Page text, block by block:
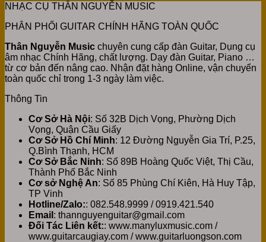
NHẠC CỤ THÂN NGUYỄN MUSIC
PHÂN PHỐI GUITAR CHÍNH HÃNG TOÀN QUỐC
Thân Nguyễn Music chuyên cung cấp đàn Guitar, Dụng cụ
âm nhạc Chính Hãng, chất lượng. Dạy đàn Guitar, Piano …
từ cơ bản đến nâng cao. Nhận đặt hàng Online, vận chuyển
toàn quốc chỉ trong 1-3 ngày làm việc.
Thông Tin
Cơ Sở Hà Nội: Số 32B Dịch Vọng, Phường Dịch
Vọng, Quận Cầu Giấy
Cơ Sở Hồ Chí Minh: 12 Đường Nguyễn Gia Trí, P.25,
Q.Bình Thạnh, HCM
Cơ Sở Bắc Ninh: Số 89B Hoàng Quốc Việt, Thị Cầu,
Thành Phố Bắc Ninh
Cơ sở Nghệ An: Số 85 Phùng Chí Kiên, Hà Huy Tập,
TP Vinh
Hotline/Zalo:: 082.548.9999 / 0919.421.540
Email : thannguyenguitar@gmail.com
Đối Tác Liên kết:: www.manyluxmusic.com /
www.guitarcaugiay.com / www.guitarluongson.com